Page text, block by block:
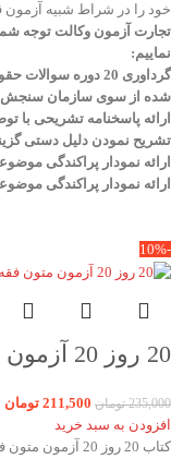
خود را در شراط شبیه آزمون
تجارت آزمون وکالت توجه
نماییم:
شده از سوی سازمان سنجش
ارائه پاسخنامه تشریحی با
تشریح نمودن دلیل دستی
ارائه نمودار پراکندگی
رائه نمودار پراکندگی
-10%
20 روز 20 آزمون متون فقه مرکز وکلا-سینجلی
235,000 تومان 211,500 تومان
افزودن به سبد خرید
کتاب 20 روز 20